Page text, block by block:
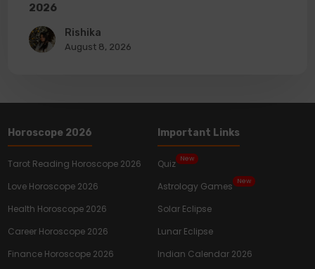
2026
Rishika
August 8, 2026
Horoscope 2026
Tarot Reading Horoscope 2026
Love Horoscope 2026
Health Horoscope 2026
Career Horoscope 2026
Finance Horoscope 2026
Important Links
Quiz New
Astrology Games New
Solar Eclipse
Lunar Eclipse
Indian Calendar 2026